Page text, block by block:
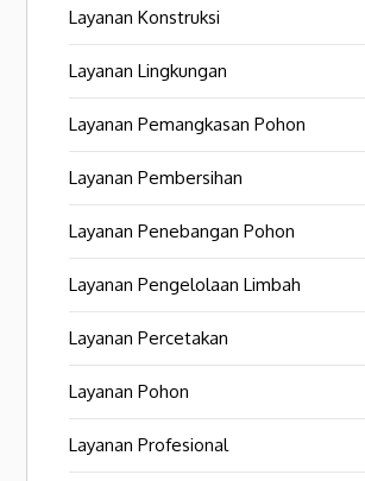
Layanan Konstruksi
Layanan Lingkungan
Layanan Pemangkasan Pohon
Layanan Pembersihan
Layanan Penebangan Pohon
Layanan Pengelolaan Limbah
Layanan Percetakan
Layanan Pohon
Layanan Profesional